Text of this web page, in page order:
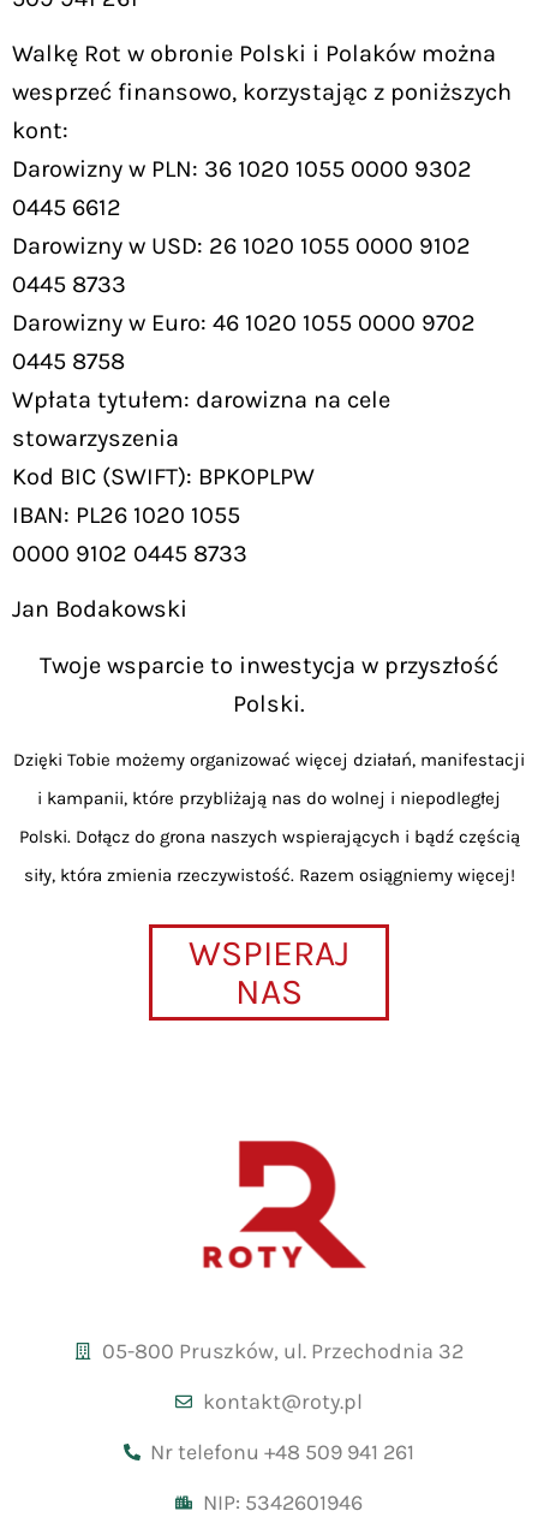
Walkę Rot w obronie Polski i Polaków można
wesprzeć finansowo, korzystając z poniższych
kont:
Darowizny w PLN: 36 1020 1055 0000 9302
0445 6612
Darowizny w USD: 26 1020 1055 0000 9102
0445 8733
Darowizny w Euro: 46 1020 1055 0000 9702
0445 8758
Wpłata tytułem: darowizna na cele
stowarzyszenia
Kod BIC (SWIFT): BPKOPLPW
IBAN: PL26 1020 1055
0000 9102 0445 8733
Jan Bodakowski
Twoje wsparcie to inwestycja w przyszłość
Polski.
Dzięki Tobie możemy organizować więcej działań, manifestacji
i kampanii, które przybliżają nas do wolnej i niepodległej
Polski. Dołącz do grona naszych wspierających i bądź częścią
siły, która zmienia rzeczywistość. Razem osiągniemy więcej!
WSPIERAJ
NAS
05-800 Pruszków, ul. Przechodnia 32
kontakt@roty.pl
Nr telefonu +48 509 941 261
NIP: 5342601946